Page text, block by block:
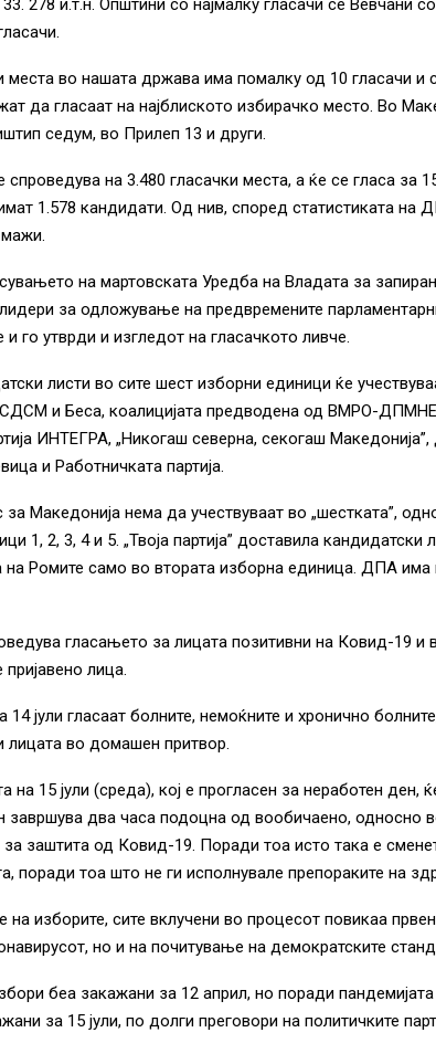
278 и.т.н. Општини со најмалку гласачи се Вевчани
места во нашата држава има помалку од 10 гласачи и
да гласаат на најблиското избирачко место. Во
седум, во Прилеп 13 и други.
спроведува на 3.480 гласачки места, а ќе се гласа за
1.578 кандидати. Од нив, според статистиката на
мажи.
на мартовската Уредба на Владата за
за одложување на предвремените
и го утврди и изгледот на гласачкото ливче.
листи во сите шест изборни единици ќе
и Беса, коалицијата предводена од ВМРО-ДПМНЕ
ИНТЕГРА, „Никогаш северна, секогаш
и Работничката партија.
Македонија нема да учествуваат во „шестката”,
1, 2, 3, 4 и 5. „Твоја партија” доставила
на Ромите само во втората изборна единица. ДПА
гласањето за лицата позитивни на Ковид-19 и
лица.
14 јули гласаат болните, немоќните и хронично
лицата во домашен притвор.
на 15 јули (среда), кој е прогласен за неработен
завршува два часа подоцна од вообичаено, односно
заштита од Ковид-19. Поради тоа исто така е
поради тоа што не ги исполнувале препораките на
на изборите, сите вклучени во процесот повикаа
но и на почитување на демократските
беа закажани за 12 април, но поради
за 15 јули, по долги преговори на политичките